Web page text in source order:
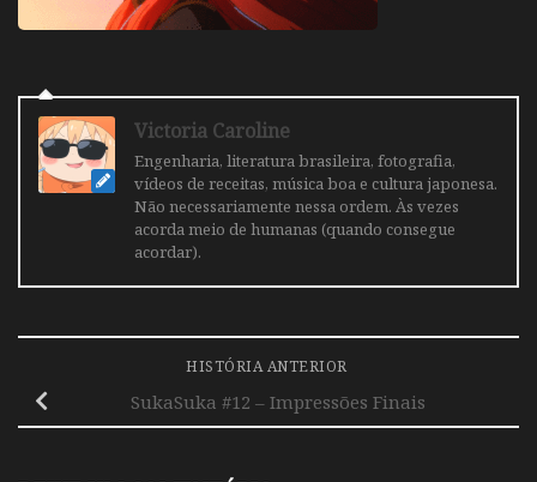
Victoria Caroline
Engenharia, literatura brasileira, fotografia,
vídeos de receitas, música boa e cultura japonesa.
Não necessariamente nessa ordem. Às vezes
acorda meio de humanas (quando consegue
acordar).
HISTÓRIA ANTERIOR
SukaSuka #12 – Impressões Finais